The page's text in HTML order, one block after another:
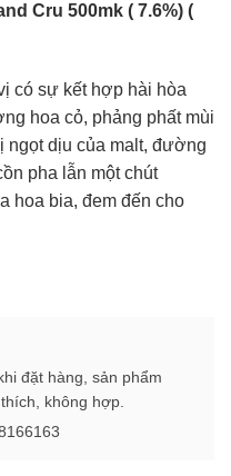
Cru 500mk ( 7.6%) (
có sự kết hợp hài hòa
hoa cỏ, phảng phất mùi
ngọt dịu của malt, đường
pha lẫn một chút
hoa bia, đem đến cho
đặt hàng, sản phẩm
không hợp.